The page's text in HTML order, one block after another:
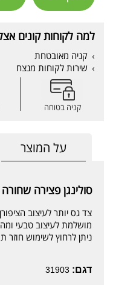
למה לקוחות קונים
קניה מאובטחת
שירות לקוחות מנצח
קניה בטוחה
על המוצר
סולינגן פצירה שחורה 17.5 ס"מ Solingen
צד גס יותר לעיצוב
מושלמת לעיצוב טבעי
ניתן לרחוץ לשימוש חוזר
דגם: